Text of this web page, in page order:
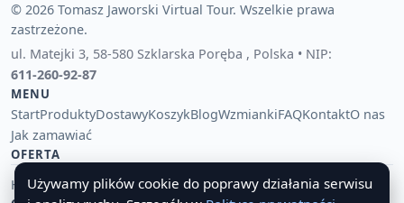
© 2026 Tomasz Jaworski Virtual Tour. Wszelkie prawa
zastrzeżone.
ul. Matejki 3, 58-580 Szklarska Poręba , Polska • NIP:
611-260-92-87
MENU
StartProduktyDostawyKoszykBlogWzmiankiFAQKontaktO nas
Jak zamawiać
OFERTA
Hurtownia pamiątek i upominkówTania hurtownia importowa
🔔
Używamy plików cookie do poprawy działania serwisu